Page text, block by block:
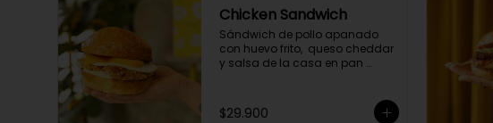
Chicken Sandwich
Sándwich de pollo apanado
con huevo frito,  queso cheddar
y salsa de la casa en pan
$29.900